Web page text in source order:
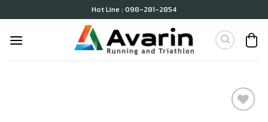
to
content
Hot Line : 098-281-2854